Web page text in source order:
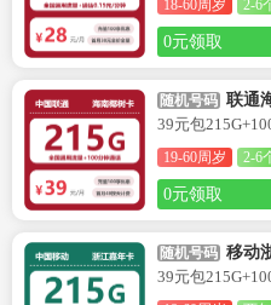
18-60周岁 2-6
0元领取
随机号码 联通
39元包
19-60周岁 2-6
0元领取
随机号码 移动
39元包